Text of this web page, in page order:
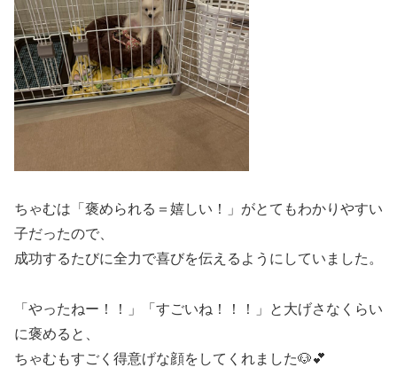
ちゃむは「褒められる＝嬉しい！」がとてもわかりやすい
子だったので、
成功するたびに全力で喜びを伝えるようにしていました。
「やったねー！！」「すごいね！！！」と大げさなくらい
に褒めると、
ちゃむもすごく得意げな顔をしてくれました🐶💕